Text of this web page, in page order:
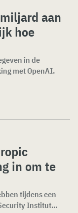
aan
hoe
in de
met OpenAI.
in om te
tijdens een
Institut...